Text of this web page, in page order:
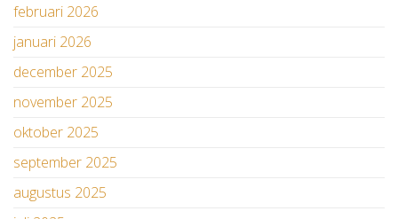
februari 2026
januari 2026
december 2025
november 2025
oktober 2025
september 2025
augustus 2025